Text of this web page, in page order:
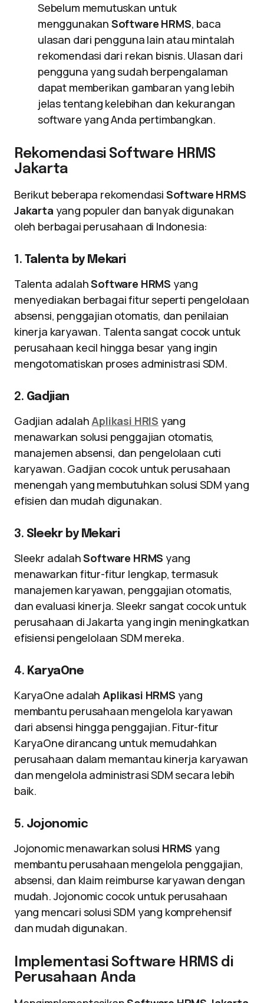
Sebelum memutuskan untuk
menggunakan Software HRMS, baca
ulasan dari pengguna lain atau mintalah
rekomendasi dari rekan bisnis. Ulasan dari
pengguna yang sudah berpengalaman
dapat memberikan gambaran yang lebih
jelas tentang kelebihan dan kekurangan
software yang Anda pertimbangkan.
Rekomendasi Software HRMS
Jakarta
Berikut beberapa rekomendasi Software HRMS
Jakarta yang populer dan banyak digunakan
oleh berbagai perusahaan di Indonesia:
1. Talenta by Mekari
Talenta adalahSoftware HRMS yang
menyediakan berbagai fitur seperti pengelolaan
absensi, penggajian otomatis, dan penilaian
kinerja karyawan. Talenta sangat cocok untuk
perusahaan kecil hingga besar yang ingin
mengotomatiskan proses administrasi SDM.
2. Gadjian
Gadjian adalah Aplikasi HRIS yang
menawarkan solusi penggajian otomatis,
manajemen absensi, dan pengelolaan cuti
karyawan. Gadjian cocok untuk perusahaan
menengah yang membutuhkan solusi SDM yang
efisien dan mudah digunakan.
3. Sleekr by Mekari
Sleekr adalahSoftware HRMS yang
menawarkan fitur-fitur lengkap, termasuk
manajemen karyawan, penggajian otomatis,
dan evaluasi kinerja. Sleekr sangat cocok untuk
perusahaan di Jakarta yang ingin meningkatkan
efisiensi pengelolaan SDM mereka.
4. KaryaOne
KaryaOne adalahAplikasi HRMS yang
membantu perusahaan mengelola karyawan
dari absensi hingga penggajian. Fitur-fitur
KaryaOne dirancang untuk memudahkan
perusahaan dalam memantau kinerja karyawan
dan mengelola administrasi SDM secara lebih
baik.
5. Jojonomic
Jojonomic menawarkan solusi HRMS yang
membantu perusahaan mengelola penggajian,
absensi, dan klaim reimburse karyawan dengan
mudah. Jojonomic cocok untuk perusahaan
yang mencari solusi SDM yang komprehensif
dan mudah digunakan.
Implementasi Software HRMS di
Perusahaan Anda